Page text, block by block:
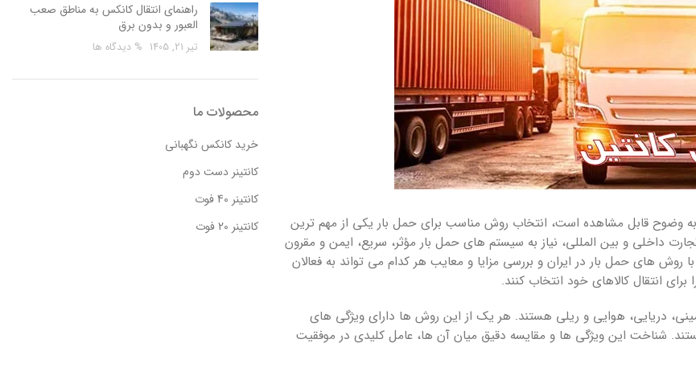
به وضوح قابل مشاهده است، انتخاب روش مناسب برای حمل بار یکی از مهم ترین
داخلی و بین المللی، نیاز به سیستم های حمل بار مؤثر، سریع، ایمن و مقرون
های حمل بار در ایران و بررسی مزایا و معایب هر کدام می تواند به فعالان
انتقال کالاهای خود انتخاب کنند.
دریایی، هوایی و ریلی هستند. هر یک از این روش ها دارای ویژگی های
شناخت این ویژگی ها و مقایسه دقیق میان آن ها، عامل کلیدی در موفقیت
راهنمای انتقال کانکس به مناطق صعب
العبور و بدون برق
تیر 21, 1405 % دیدگاه ها
محصولات ما
خرید کانکس نگهبانی
کانتینر دست دوم
کانتینر 40 فوت
کانتینر 20 فوت